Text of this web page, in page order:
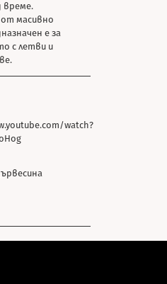
време.
масивно
е за
с летви и
watch?